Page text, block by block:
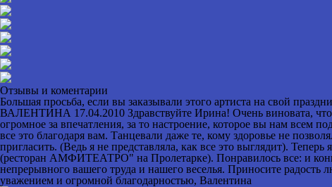
Отзывы и коментарии
Большая просьба, если вы заказывали этого артиста на свой
ВАЛЕНТИНА 17.04.2010 Здравствуйте Ирина! Очень виновата,
огромное за впечатления, за то настроение, которое вы нам всем
все это благодаря вам. Танцевали даже те, кому здоровье не
пригласить. (Ведь я не представляла, как все это выглядит).
(ресторан АМФИТЕАТРО" на Пролетарке). Понравилось все: и
непрерывного вашего труда и нашего веселья. Приносите радость
уважением и огромной благодарностью, Валентина